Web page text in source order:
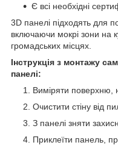
Є всі необхідні
3D панелі підходять для
включаючи мокрі зони на
громадських місцях.
Інструкція з монтажу
панелі:
Виміряти поверхню,
Очистити стіну від
З панелі зняти
Приклеїти панель,